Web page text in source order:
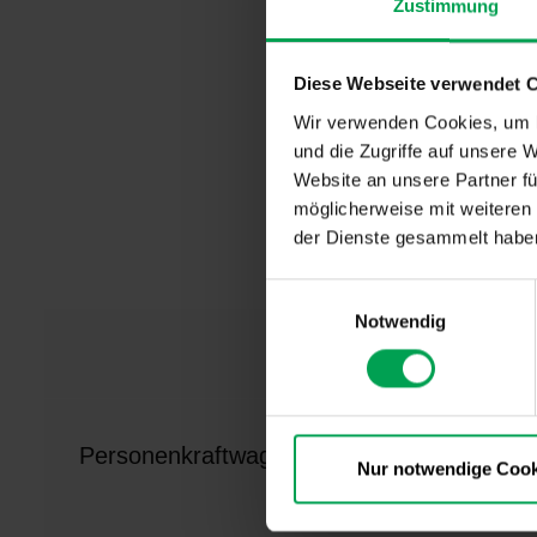
Zustimmung
Diese Webseite verwendet
Wir verwenden Cookies,
und die Zugriffe auf unsere
Website an unsere Partner
möglicherweise mit
der Dienste gesammelt
l
g
Notwendig
Nur notwendige
Die
Insgesamt
die
waren im
im
bisherigen
Personenkraftwagen *)